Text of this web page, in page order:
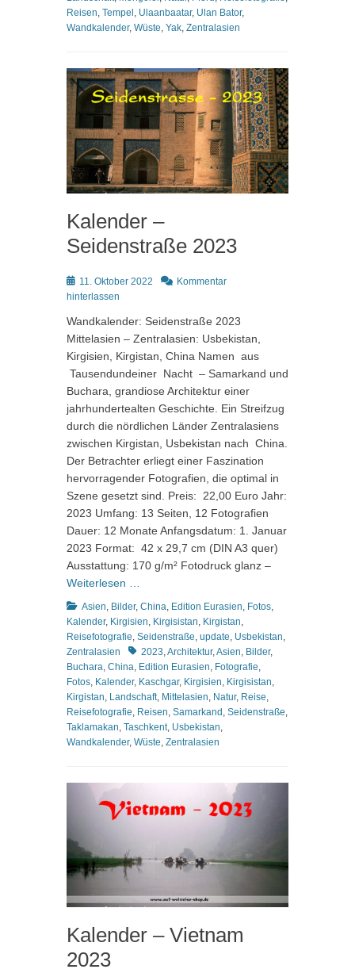
Reisen, Tempel , Ulaanbaatar, Ulan Bator,
Wandkalender, Wüste, Yak, Zentralasien
Kalender –
Seidenstraße 2023
Posted
on
11. Oktober 2022
Kommentar
hinterlassen
Wandkalender: Seidenstraße 2023
Mittelasien – Zentralasien: Usbekistan,
Kirgisien, Kirgistan, China Namen aus
Tausendundeiner Nacht – Samarkand und
Buchara, grandiose Architektur einer
jahrhundertealten Geschichte. Ein Streifzug
durch die nördlichen Länder Zentralasiens
zwischen Kirgistan, Usbekistan nach China.
Der Betrachter erliegt einer Faszination
hervorragender Fotografien, die optimal in
Szene gesetzt sind. Preis: 22,00 Euro Jahr:
2023 Umfang: 13 Seiten, 12 Fotografien
Dauer: 12 Monate Anfangsdatum: 1. Januar
2023 Format: 42 x 29,7 cm (DIN A3 quer)
Ausstattung: 170 g/m² Fotodruck glanz –
Weiterlesen …
Kategorien
Asien, Bilder, China, Edition Eurasien, Fotos,
Kalender, Kirgisien, Kirgisistan, Kirgistan,
Reisefotografie, Seidenstraße, update, Usbekistan,
Zentralasien
Schlagworte
2023,Architektur,Asien, Bilder,
Buchara, China, Edition Eurasien, Fotografie,
Fotos, Kalender, Kaschgar, Kirgisien, Kirgisistan,
Kirgistan, Landschaft, Mittelasien, Natur, Reise,
Reisefotografie, Reisen, Samarkand, Seidenstraße,
Taklamakan, Taschkent, Usbekistan,
Wandkalender, Wüste, Zentralasien
Kalender – Vietnam
2023